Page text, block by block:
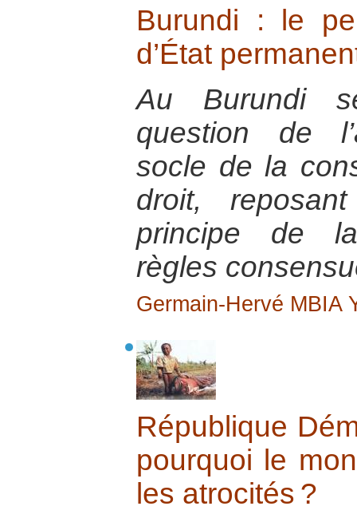
Burundi : le
d’État
Au Burundi
question de
socle de la
droit,
principe de
règles
Germain-Hervé MBIA
République
pourquoi le
les atrocités ?